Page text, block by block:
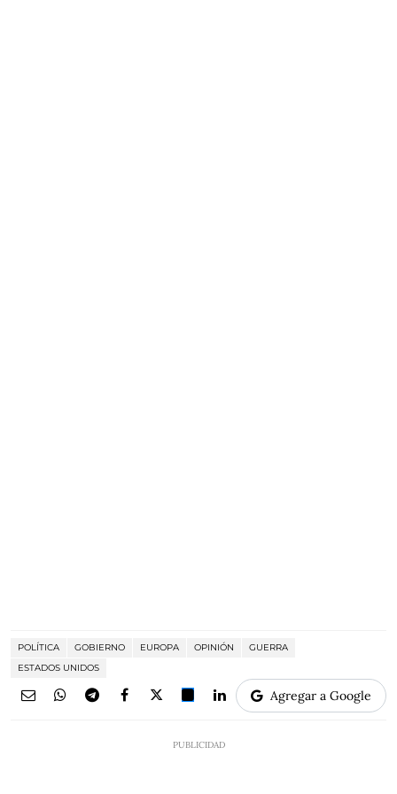
POLÍTICA GOBIERNO EUROPA OPINIÓN
GUERRA
ESTADOS UNIDOS
Agregar a Google